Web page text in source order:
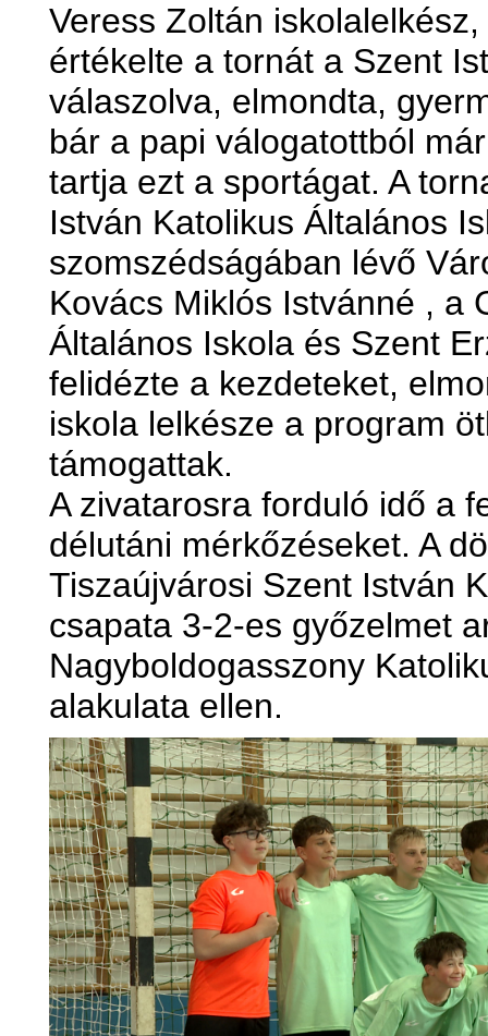
Veress Zoltán
értékelte a tornát a Szent
válaszolva, elmondta,
bár a papi válogatottból
tartja ezt a sportágat. A
István Katolikus Általános
szomszédságában lévő
Kovács Miklós Istvánné , a
Általános Iskola és Szent
felidézte a kezdeteket,
iskola lelkésze a program
támogattak.
A zivatarosra forduló idő a
délutáni mérkőzéseket. A
Tiszaújvárosi Szent István
csapata 3-2-es győzelmet
Nagyboldogasszony
alakulata ellen.